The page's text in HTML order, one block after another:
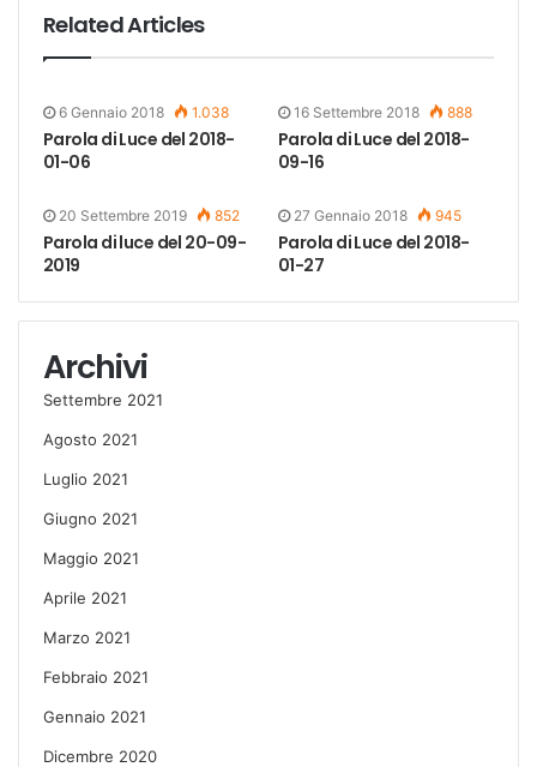
Related Articles
6 Gennaio 2018 1.038
Parola di Luce del 2018-
01-06
16 Settembre 2018 888
Parola di Luce del 2018-
09-16
20 Settembre 2019 852
Parola di luce del 20-09-
2019
27 Gennaio 2018 945
Parola di Luce del 2018-
01-27
Archivi
Settembre 2021
Agosto 2021
Luglio 2021
Giugno 2021
Maggio 2021
Aprile 2021
Marzo 2021
Febbraio 2021
Gennaio 2021
Dicembre 2020